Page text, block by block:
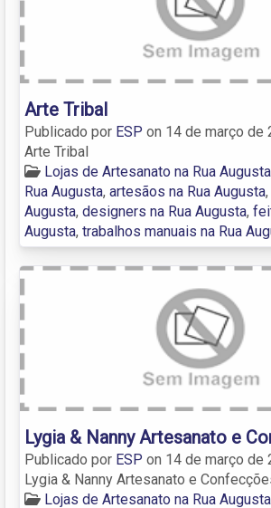
Arte Tribal
Publicado por ESP on 14 de março de
Arte Tribal
Lojas de Artesanato na Rua Augusta
Rua Augusta, artesãos na Rua Augusta,
Augusta, designers na Rua Augusta,
Augusta, trabalhos manuais na Rua
Lygia & Nanny Artesanato e
Publicado por ESP on 14 de março de
Lygia & Nanny Artesanato e
Lojas de Artesanato na Rua Augusta